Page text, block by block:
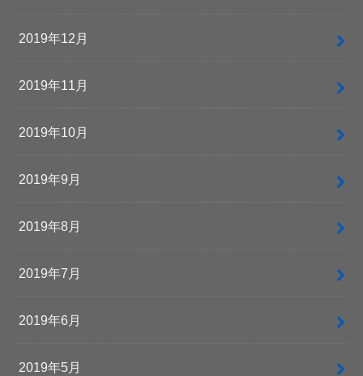
2019年12月
2019年11月
2019年10月
2019年9月
2019年8月
2019年7月
2019年6月
2019年5月